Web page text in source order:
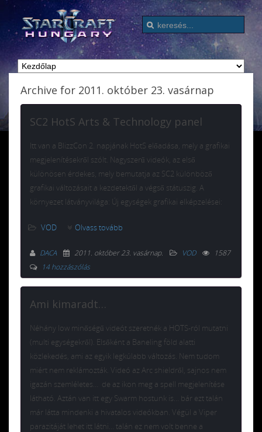
Archive for 2011. október 23. vasárnap
SC2 HotS Arts & Technology panel
Itt van a BlizzCon 2. napjának HotS előadása, mely a grafikai
megjelenítésekről szólt. Nagyszerű videók, az első
különösen érdekes, mely bemutatja az SC2 különböző
grafikai változásait a kezdetektől a végső státuszig. A
környezet látványvilága: Új egységek grafikai elképzelései:
VOD Olvass tovább
DACA 2011. október 23. vasárnap. VOD
1587
14 hozzászólás
Ami kimaradt…
Néhány low minőségű videót szeretnék a HOTS-ról mutatni
(multi egységekről). Elsőként a Baneling föld alatti
közlekedés, ami az egyik legkúlabb változás. Nem tudom
miért nem reklámozták. Videó az Arc shieldről, sajnos nem
igazán szemléletes… de az ikon meg a spell megjelenítése
látható. Aztán van itt egy Swarm hostunk is… bár ezt talán
már látta mindenki a hivatalos videókban. Végül a Viper
parazitáját lehet itt látni… talán ez nem volt benne a